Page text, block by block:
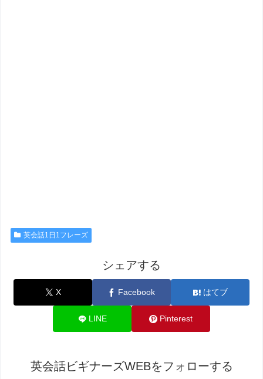
英会話1日1フレーズ
シェアする
X Facebook はてブ
LINE Pinterest
英会話ビギナーズWEBをフォローする